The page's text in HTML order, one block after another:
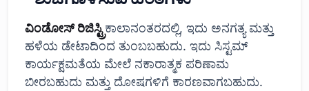
ವಿಂಡೋಸ್ ರಿಜಿಸ್ಟ್ರಿಕಾಲಾನಂತರದಲ್ಲಿ, ಇದು ಅನಗತ್ಯ ಮತ್ತು
ಹಳೆಯ ಡೇಟಾದಿಂದ ತುಂಬಬಹುದು. ಇದು ಸಿಸ್ಟಮ್
ಕಾರ್ಯಕ್ಷಮತೆಯ ಮೇಲೆ ನಕಾರಾತ್ಮಕ ಪರಿಣಾಮ
ಬೀರಬಹುದು ಮತ್ತು ದೋಷಗಳಿಗೆ ಕಾರಣವಾಗಬಹುದು.